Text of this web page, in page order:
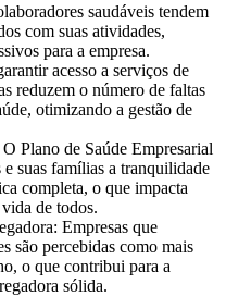
saudáveis tendem
com suas atividades,
para a empresa.
acesso a serviços de
reduzem o número de faltas
otimizando a gestão de
Plano de Saúde Empresarial
suas famílias a tranquilidade
completa, o que impacta
de todos.
Empresas que
são percebidas como mais
o que contribui para a
sólida.